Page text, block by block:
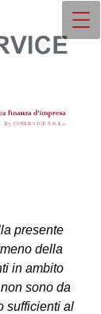
presente
della
in ambito
sono da
sufficienti al